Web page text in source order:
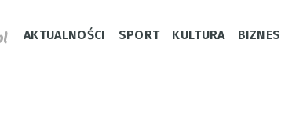
AKTUALNOŚCI SPORT KULTURA BIZNES